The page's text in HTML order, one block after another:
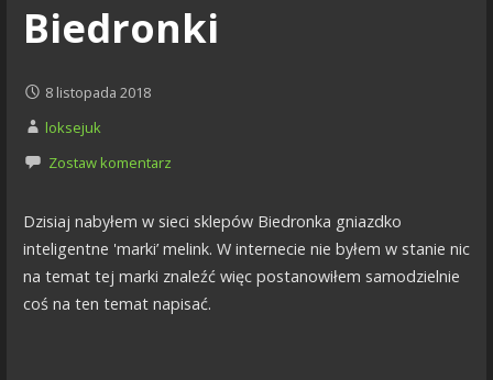
Biedronki
8 listopada 2018
loksejuk
Zostaw komentarz
Dzisiaj nabyłem w sieci sklepów Biedronka gniazdko
inteligentne 'marki’ melink. W internecie nie byłem w stanie nic
na temat tej marki znaleźć więc postanowiłem samodzielnie
coś na ten temat napisać.